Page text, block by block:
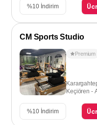
%10 İndirim
CM Sports Studio
Premium
Keçiören -
%10 İndirim